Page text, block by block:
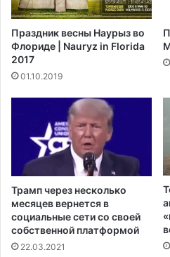
а
к
ц
и
н
у
д
е
в
в
о
а
т
с
д
е
в
а
к
ц
и
Праздник весны Наурыз во
Флориде | Nauryz in Florida
2017
01.10.2019
Трамп через несколько
месяцев вернется в
социальные сети со своей
собственной платформой
22.03.2021